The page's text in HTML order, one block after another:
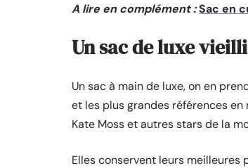
A lire en complément :Sac en
Un sac de luxe
Un sac à main de luxe, on en
et les plus grandes références
Kate Moss et autres stars de la
Elles conservent leurs meilleures